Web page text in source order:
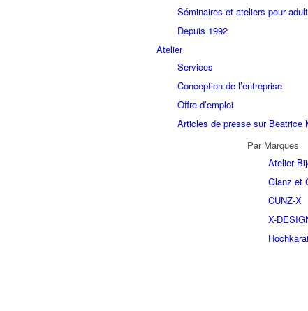
Séminaires et ateliers pour
Depuis 1992
Atelier
Services
Conception de l’entreprise
Offre d’emploi
Articles de presse sur Beatrice
Par Marques
Atelier
Glanz et
CUNZ-X
X-